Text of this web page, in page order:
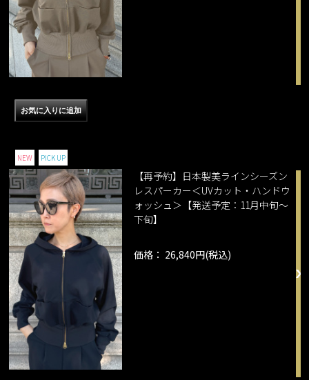
NEW PICK UP
【再予約】日本製美ラインシーズン
レスパーカー＜UVカット・ハンドウ
ォッシュ＞【発送予定：11月中旬～
下旬】
価格： 26,840円(税込)